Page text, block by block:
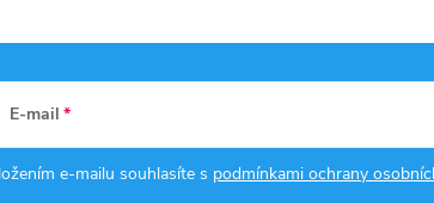
E-mail
e-mailu souhlasíte s podmínkami ochrany